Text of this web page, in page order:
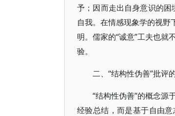
予；因而走出自身意识的
自我。在情感现象学的视野
明。儒家的“诚意”工夫也就
验。
二、“结构性伪善”批评
“结构性伪善”的概念源
经验总结，而是基于自由